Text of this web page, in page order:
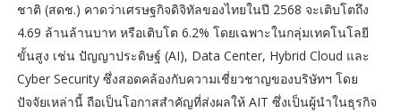
ชาติ (สดช.) คาดว่าเศรษฐกิจดิจิทัลของไทยในปี 2568 จะเติบโตถึง
4.69 ล้านล้านบาท หรือเติบโต 6.2% โดยเฉพาะในกลุ่มเทคโนโลยี
ขั้นสูง เช่น ปัญญาประดิษฐ์ (AI), Data Center, Hybrid Cloud และ
Cyber Security ซึ่งสอดคล้องกับความเชี่ยวชาญของบริษัทฯ โดย
ปัจจัยเหล่านี้ ถือเป็นโอกาสสำคัญที่ส่งผลให้ AIT ซึ่งเป็นผู้นำในธุรกิจ